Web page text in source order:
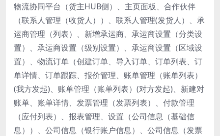
物流协同平台（货主HUB侧）、主页面板、合作伙伴
（联系人管理（收货人））、联系人管理(发货人）、承
运商管理（列表）、新增承运商、承运商设置（分类设
置）、承运商设置（级别设置）、承运商设置（区域设
置）、物流订单（创建订单、导入订单、订单列表、订
单详情、订单跟踪、报价管理、账单管理（账单列表）
(我方发起)、账单管理（账单列表）(对方发起)、新建对
账单、账单详情、发票管理（发票列表）、付款管理
（应付列表）、报表管理、设置（公司信息（基础信
息））、公司信息（银行账户信息）、公司信息（发票